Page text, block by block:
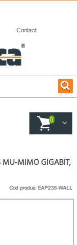
Contact
0
MU-MIMO GIGABIT,
Cod produs: EAP235-WALL